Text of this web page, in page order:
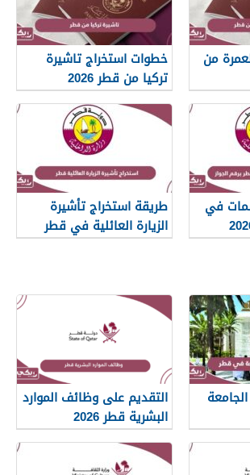
من
خطوات استخراج تاشيرة
تركيا من قطر 2026
في
طريقة استخراج تأشيرة
الزيارة العائلية في قطر
2026
التقديم على وظائف الموارد
البشرية قطر 2026